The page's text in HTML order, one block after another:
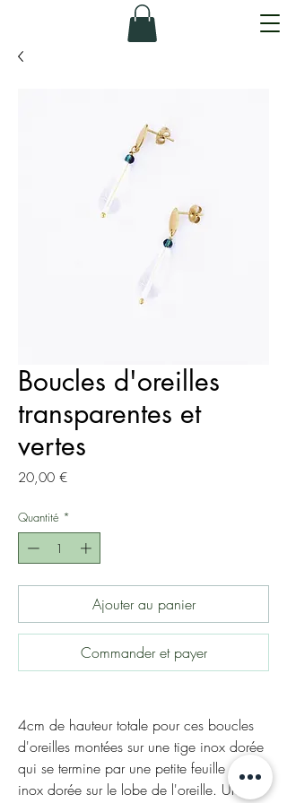
Boucles d'oreilles
transparentes et
vertes
20,00 €Prix
Quantité *
Ajouter au panier
Commander et payer
4cm de hauteur totale pour ces boucles
d'oreilles montées sur une tige inox dorée
qui se termine par une petite feuille en
inox dorée sur le lobe de l'oreille. Une